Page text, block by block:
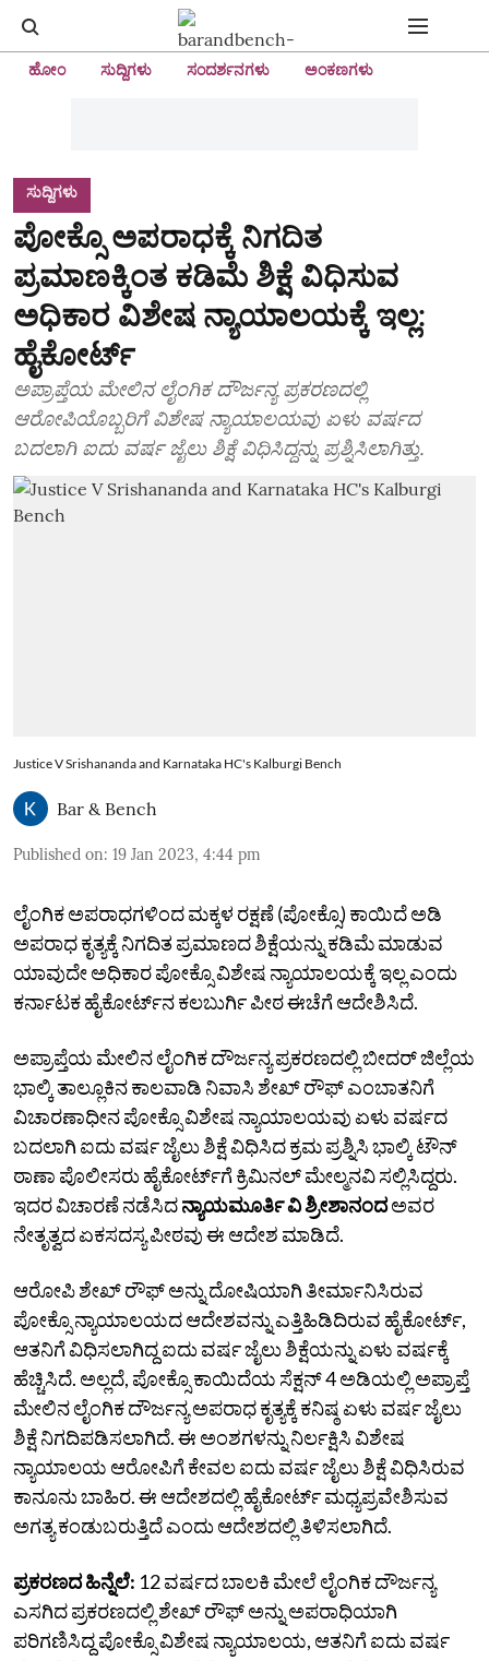
ಹೋಂ ಸುದ್ದಿಗಳು ಸಂದರ್ಶನಗಳು ಅಂಕಣಗಳು
ಸುದ್ದಿಗಳು
ಪೋಕ್ಸೊ ಅಪರಾಧಕ್ಕೆ ನಿಗದಿತ
ಪ್ರಮಾಣಕ್ಕಿಂತ ಕಡಿಮೆ ಶಿಕ್ಷೆ ವಿಧಿಸುವ
ಅಧಿಕಾರ ವಿಶೇಷ ನ್ಯಾಯಾಲಯಕ್ಕೆ ಇಲ್ಲ:
ಹೈಕೋರ್ಟ್‌
ಅಪ್ರಾಪ್ತೆಯ ಮೇಲಿನ ಲೈಂಗಿಕ ದೌರ್ಜನ್ಯ ಪ್ರಕರಣದಲ್ಲಿ
ಆರೋಪಿಯೊಬ್ಬರಿಗೆ ವಿಶೇಷ ನ್ಯಾಯಾಲಯವು ಏಳು ವರ್ಷದ
ಬದಲಾಗಿ ಐದು ವರ್ಷ ಜೈಲು ಶಿಕ್ಷೆ ವಿಧಿಸಿದ್ದನ್ನು ಪ್ರಶ್ನಿಸಿಲಾಗಿತ್ತು.
Justice V Srishananda and Karnataka HC's Kalburgi Bench
Bar & Bench
Published on: 19 Jan 2023, 4:44 pm
ಲೈಂಗಿಕ ಅಪರಾಧಗಳಿಂದ ಮಕ್ಕಳ ರಕ್ಷಣೆ (ಪೋಕ್ಸೊ) ಕಾಯಿದೆ ಅಡಿ
ಅಪರಾಧ ಕೃತ್ಯಕ್ಕೆ ನಿಗದಿತ ಪ್ರಮಾಣದ ಶಿಕ್ಷೆಯನ್ನು ಕಡಿಮೆ ಮಾಡುವ
ಯಾವುದೇ ಅಧಿಕಾರ ಪೋಕ್ಸೊ ವಿಶೇಷ ನ್ಯಾಯಾಲಯಕ್ಕೆ ಇಲ್ಲ ಎಂದು
ಕರ್ನಾಟಕ ಹೈಕೋರ್ಟ್‌ನ ಕಲಬುರ್ಗಿ ಪೀಠ ಈಚೆಗೆ ಆದೇಶಿಸಿದೆ.
ಅಪ್ರಾಪ್ತೆಯ ಮೇಲಿನ ಲೈಂಗಿಕ ದೌರ್ಜನ್ಯ ಪ್ರಕರಣದಲ್ಲಿ ಬೀದರ್ ಜಿಲ್ಲೆಯ
ಭಾಲ್ಕಿ ತಾಲ್ಲೂಕಿನ ಕಾಲವಾಡಿ ನಿವಾಸಿ ಶೇಖ್ ರೌಫ್ ಎಂಬಾತನಿಗೆ
ವಿಚಾರಣಾಧೀನ ಪೋಕ್ಸೊ ವಿಶೇಷ ನ್ಯಾಯಾಲಯವು ಏಳು ವರ್ಷದ
ಬದಲಾಗಿ ಐದು ವರ್ಷ ಜೈಲು ಶಿಕ್ಷೆ ವಿಧಿಸಿದ ಕ್ರಮ ಪ್ರಶ್ನಿಸಿ ಭಾಲ್ಕಿ ಟೌನ್
ಠಾಣಾ ಪೊಲೀಸರು ಹೈಕೋರ್ಟ್‌ಗೆ ಕ್ರಿಮಿನಲ್ ಮೇಲ್ಮನವಿ ಸಲ್ಲಿಸಿದ್ದರು.
ಇದರ ವಿಚಾರಣೆ ನಡೆಸಿದನ್ಯಾಯಮೂರ್ತಿ ವಿ ಶ್ರೀಶಾನಂದಅವರ
ನೇತೃತ್ವದ ಏಕಸದಸ್ಯ ಪೀಠವು ಈ ಆದೇಶ ಮಾಡಿದೆ.
ಆರೋಪಿ ಶೇಖ್ ರೌಫ್ ಅನ್ನು ದೋಷಿಯಾಗಿ ತೀರ್ಮಾನಿಸಿರುವ
ಪೋಕ್ಸೊ ನ್ಯಾಯಾಲಯದ ಆದೇಶವನ್ನು ಎತ್ತಿಹಿಡಿದಿರುವ ಹೈಕೋರ್ಟ್,
ಆತನಿಗೆ ವಿಧಿಸಲಾಗಿದ್ದ ಐದು ವರ್ಷ ಜೈಲು ಶಿಕ್ಷೆಯನ್ನು ಏಳು ವರ್ಷಕ್ಕೆ
ಹೆಚ್ಚಿಸಿದೆ. ಅಲ್ಲದೆ, ಪೋಕ್ಸೊ ಕಾಯಿದೆಯ ಸೆಕ್ಷನ್ 4 ಅಡಿಯಲ್ಲಿ ಅಪ್ರಾಪ್ತೆ
ಮೇಲಿನ ಲೈಂಗಿಕ ದೌರ್ಜನ್ಯ ಅಪರಾಧ ಕೃತ್ಯಕ್ಕೆ ಕನಿಷ್ಠ ಏಳು ವರ್ಷ ಜೈಲು
ಶಿಕ್ಷೆ ನಿಗದಿಪಡಿಸಲಾಗಿದೆ. ಈ ಅಂಶಗಳನ್ನು ನಿರ್ಲಕ್ಷಿಸಿ ವಿಶೇಷ
ನ್ಯಾಯಾಲಯ ಆರೋಪಿಗೆ ಕೇವಲ ಐದು ವರ್ಷ ಜೈಲು ಶಿಕ್ಷೆ ವಿಧಿಸಿರುವ
ಕಾನೂನು ಬಾಹಿರ. ಈ ಆದೇಶದಲ್ಲಿ ಹೈಕೋರ್ಟ್ ಮಧ್ಯಪ್ರವೇಶಿಸುವ
ಅಗತ್ಯ ಕಂಡುಬರುತ್ತಿದೆ ಎಂದು ಆದೇಶದಲ್ಲಿ ತಿಳಿಸಲಾಗಿದೆ.
ಪ್ರಕರಣದ ಹಿನ್ನೆಲೆ: 12 ವರ್ಷದ ಬಾಲಕಿ ಮೇಲೆ ಲೈಂಗಿಕ ದೌರ್ಜನ್ಯ
ಎಸಗಿದ ಪ್ರಕರಣದಲ್ಲಿ ಶೇಖ್‌ ರೌಫ್‌ ಅನ್ನು ಅಪರಾಧಿಯಾಗಿ
ಪರಿಗಣಿಸಿದ್ದ ಪೋಕ್ಸೊ ವಿಶೇಷ ನ್ಯಾಯಾಲಯ, ಆತನಿಗೆ ಐದು ವರ್ಷ